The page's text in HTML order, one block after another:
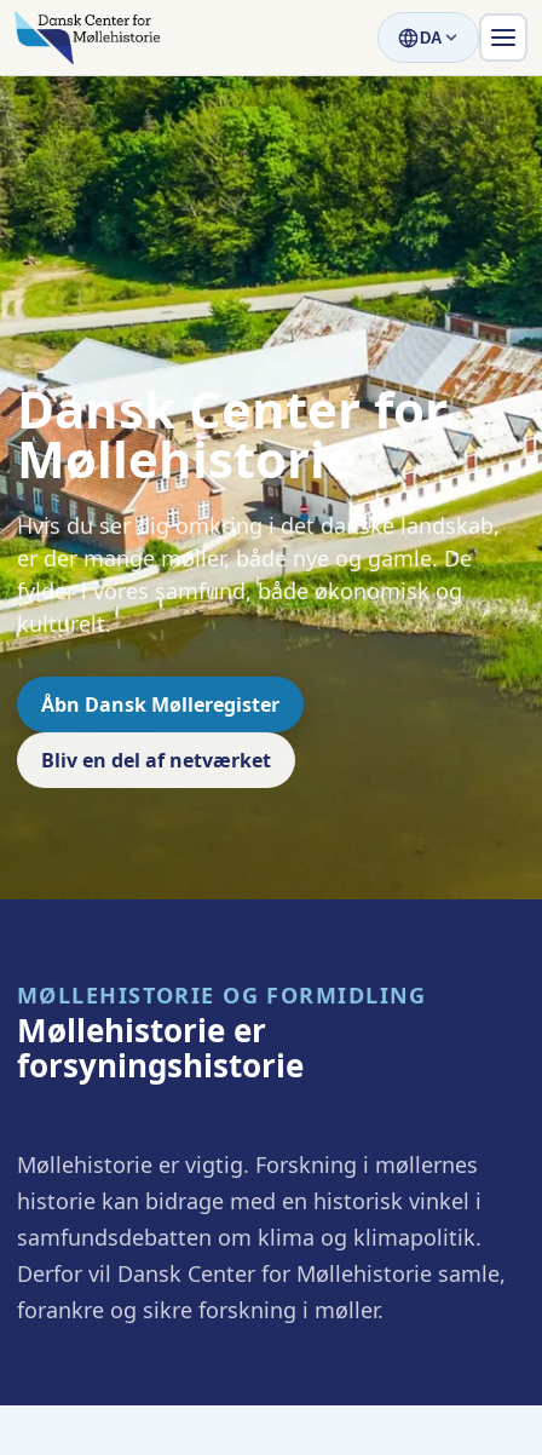
DA
Dansk Center for
Møllehistorie
Hvis du ser dig omkring i det danske landskab,
er der mange møller, både nye og gamle. De
fylder i vores samfund, både økonomisk og
kulturelt.
Åbn Dansk Mølleregister
Bliv en del af netværket
MØLLEHISTORIE OG FORMIDLING
Møllehistorie er
forsyningshistorie
Møllehistorie er vigtig. Forskning i møllernes
historie kan bidrage med en historisk vinkel i
samfundsdebatten om klima og klimapolitik.
Derfor vil Dansk Center for Møllehistorie samle,
forankre og sikre forskning i møller.